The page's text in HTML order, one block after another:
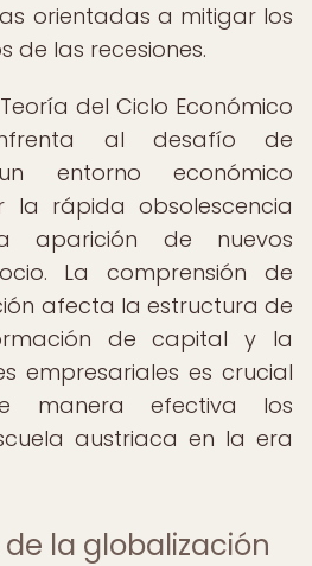
orientadas a mitigar los
de las recesiones.
del Ciclo Económico
al desafío de
entorno económico
la rápida obsolescencia
aparición de nuevos
La comprensión de
afecta la estructura de
de capital y la
empresariales es crucial
manera efectiva los
austriaca en la era
la globalización